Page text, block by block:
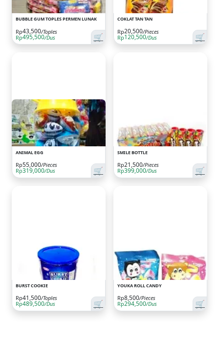
BUBBLE GUM TOPLES PERMEN LUNAK
Rp43,500/Toples
Rp495,500/Dus 🛒
COKLAT TAN TAN
Rp20,500/Pieces
Rp120,500/Dus 🛒
ANIMAL EGG
Rp55,000/Pieces
Rp319,000/Dus 🛒
SMILE BOTTLE
Rp21,500/Pieces
Rp399,000/Dus 🛒
BURST COOKIE
Rp41,500/Toples
Rp489,500/Dus 🛒
YOUKA ROLL CANDY
Rp8,500/Pieces
Rp294,500/Dus 🛒